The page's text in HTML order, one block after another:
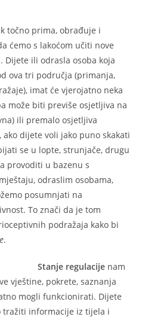
točno prima, obrađuje i
ćemo s lakoćom učiti nove
Dijete ili odrasla osoba koja
ova tri područja (primanja,
imat će vjerojatno neka
može biti previše osjetljiva na
ili premalo osjetljiva
dijete voli jako puno skakati
se u lopte, strunjače, drugu
provoditi u bazenu s
odraslim osobama,
posumnjati na
To znači da je tom
podražaja kako bi
.
Stanje regulacije nam
vještine, pokrete, saznanja
mogli funkcionirati. Dijete
tražiti informacije iz tijela i